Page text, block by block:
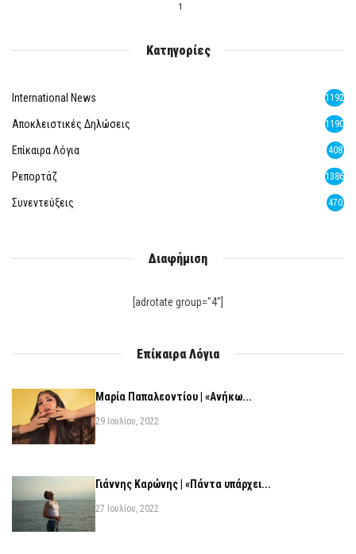
1
Κατηγορίες
International News 1192
Αποκλειστικές Δηλώσεις 1190
Επίκαιρα Λόγια 408
Ρεπορτάζ 1386
Συνεντεύξεις 470
Διαφήμιση
[adrotate group="4"]
Επίκαιρα Λόγια
Μαρία Παπαλεοντίου | «Ανήκω...
29 Ιουλίου, 2022
Γιάννης Καρώνης | «Πάντα υπάρχει...
27 Ιουλίου, 2022